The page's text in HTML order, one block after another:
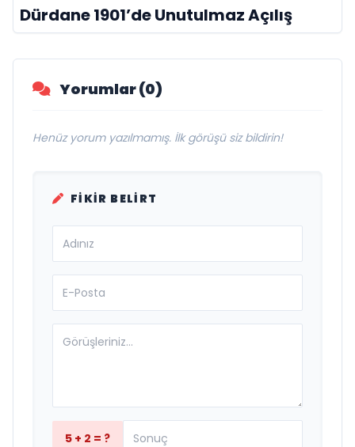
Dürdane 1901’de Unutulmaz Açılış
Yorumlar (0)
Henüz yorum yazılmamış. İlk görüşü siz bildirin!
FIKIR BELIRT
5 + 2 = ?